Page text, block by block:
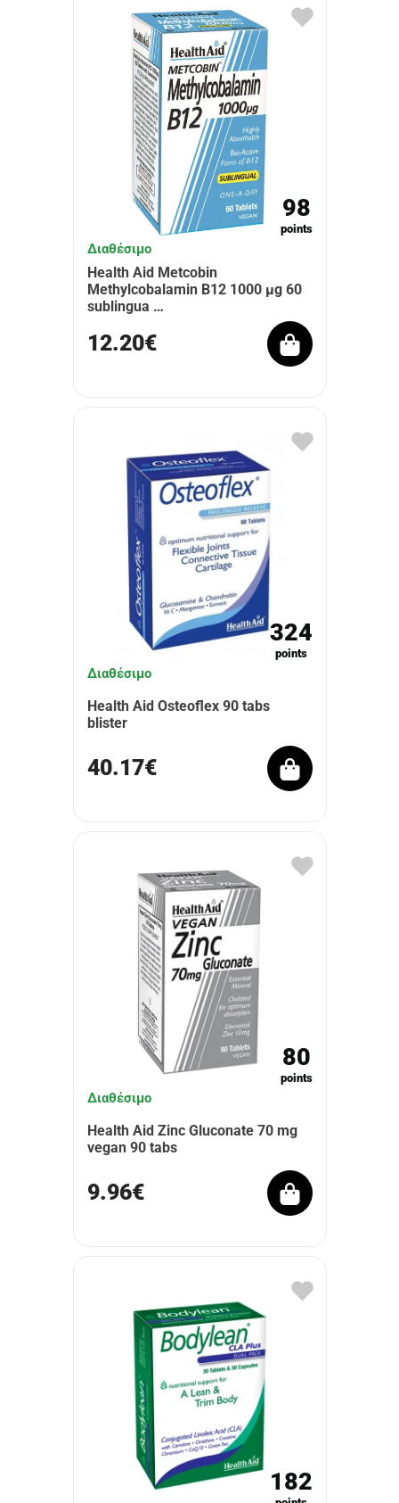
98
points
Διαθέσιμο
Health Aid Metcobin
Methylcobalamin B12 1000 μg 60
sublingua …
12.20€
324
points
Διαθέσιμο
Health Aid Osteoflex 90 tabs
blister
40.17€
80
points
Διαθέσιμο
Health Aid Zinc Gluconate 70 mg
vegan 90 tabs
9.96€
182